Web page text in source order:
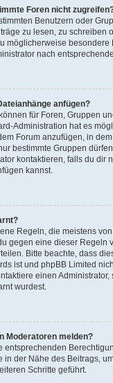
Foren nicht
Benutzern oder
zu lesen, zu schreiben
möglicherweise besondere
nach
anfügen?
für Foren, Gruppen
Administration hat es
Forum anzufügen, in
bestimmte Gruppen
kontaktieren, falls du dir
kannst.
Regeln, die meistens
gegen eine dieser Regeln
Bitte beachte, dass
ist und phpBB Limited
einen
wurdest.
Moderatoren melden?
entsprechenden
in der Nähe des Beitrags,
Schritte geführt.